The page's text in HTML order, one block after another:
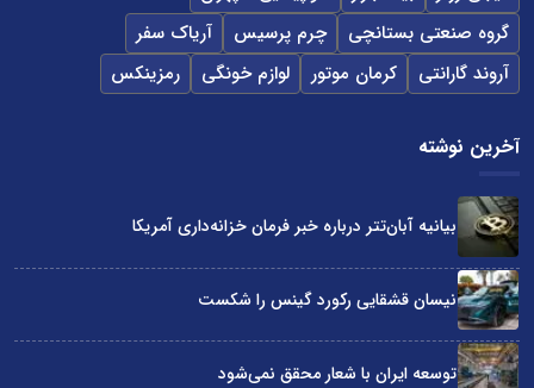
گروه صنعتی بستانچی
چرم پرسیس
آریاک سفر
آروند گارانتی
کرمان موتور لوازم خونگی رمزینکس
آخرین نوشته
بیانیه آبان‌تتر درباره خبر فرمان خزانه‌داری آمریکا
نیسان قشقایی رکورد گینس را شکست
توسعه ایران با شعار محقق نمی‌شود